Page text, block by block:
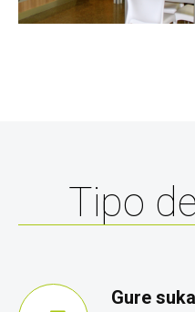
Tipo
Gure